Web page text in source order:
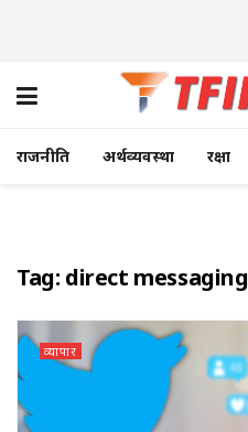
राजनीति अर्थव्यवस्था रक्षा
Tag: direct messaging
व्यापार